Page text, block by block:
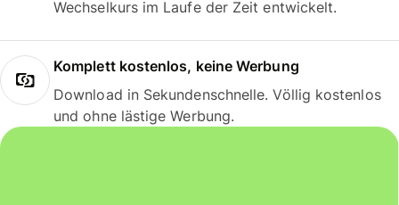
Wechselkurs im Laufe der Zeit entwickelt.
Komplett kostenlos, keine Werbung
Download in Sekundenschnelle. Völlig kostenlos
und ohne lästige Werbung.